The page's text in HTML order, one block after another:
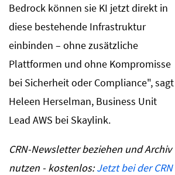
Bedrock können sie KI jetzt direkt in
diese bestehende Infrastruktur
einbinden – ohne zusätzliche
Plattformen und ohne Kompromisse
bei Sicherheit oder Compliance", sagt
Heleen Herselman, Business Unit
Lead AWS bei Skaylink.
CRN-Newsletter beziehen und Archiv
nutzen - kostenlos:Jetzt bei der CRN